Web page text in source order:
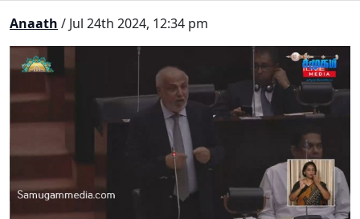
Anaath / Jul 24th 2024, 12:34 pm